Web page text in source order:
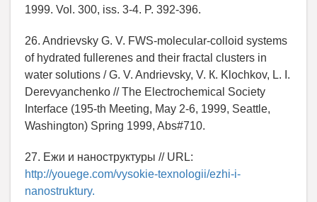
1999. Vol. 300, iss. 3-4. P. 392-396.
26. Andrievsky G. V. FWS-molecular-colloid systems
of hydrated fullerenes and their fractal clusters in
water solutions / G. V. Andrievsky, V. К. Klochkov, L. I.
Derevyanchenko // The Electrochemical Society
Interface (195-th Meeting, May 2-6, 1999, Seattle,
Washington) Spring 1999, Abs#710.
27. Ежи и наноструктуры // URL:
http://youege.com/vysokie-texnologii/ezhi-i-
nanostruktury.